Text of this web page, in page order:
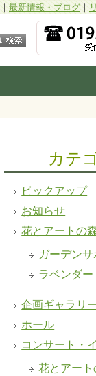
｜最新情報・ブログ｜
カテ
ピックアップ
お知らせ
花とアートの
ガーデン
ラベンダー
企画ギャラリ
ホール
コンサート・
花とアー